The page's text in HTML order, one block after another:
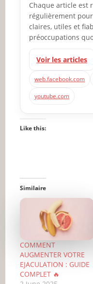
Chaque article est
régulièrement
claires, utiles et
préoccupations
Voir les articles
web.facebook.com
youtube.com
Like this:
Similaire
COMMENT
AUGMENTER VOTRE
EJACULATION : GUIDE
COMPLET 🔥